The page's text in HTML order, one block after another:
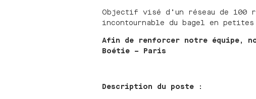
Objectif visé d’un réseau de 100
incontournable du bagel en petites
Afin de renforcer notre équipe,
Boétie – Paris
Description du poste :